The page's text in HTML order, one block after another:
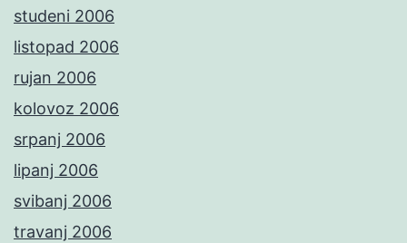
studeni 2006
listopad 2006
rujan 2006
kolovoz 2006
srpanj 2006
lipanj 2006
svibanj 2006
travanj 2006